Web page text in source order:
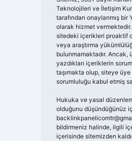
Teknolojileri ve İletişim
tarafından onaylanmış bir
olarak hizmet
sitedeki içerikleri proaktif
veya araştırma
bulunmamaktadır. Ancak,
yazdıkları içeriklerin
taşımakta olup, siteye
sorumluluğu kabul etmiş
Hukuka ve yasal
olduğunu düşündüğünüz
bildirmeniz halinde, ilgili
içerisinde sitemizden